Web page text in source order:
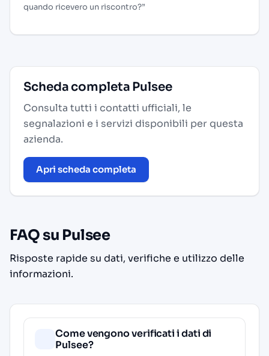
quando ricevero un riscontro?”
Scheda completa Pulsee
Consulta tutti i contatti ufficiali, le
segnalazioni e i servizi disponibili per questa
azienda.
Apri scheda completa
FAQ su Pulsee
Risposte rapide su dati, verifiche e utilizzo delle
informazioni.
Come vengono verificati i dati di
Pulsee?